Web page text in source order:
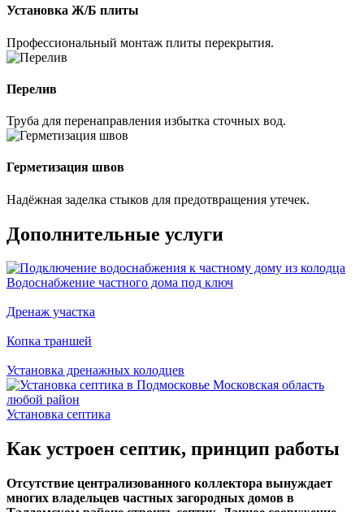
Установка Ж/Б плиты
Профессиональный монтаж плиты перекрытия.
Перелив
Труба для перенаправления избытка сточных вод.
Герметизация швов
Надёжная заделка стыков для предотвращения утечек.
Дополнительные услуги
Водоснабжение частного дома под ключ
Дренаж участка
Копка траншей
Установка дренажных колодцев
Установка септика
Как устроен септик, принцип работы
Отсутствие централизованного коллектора вынуждает
многих владельцев частных загородных домов в